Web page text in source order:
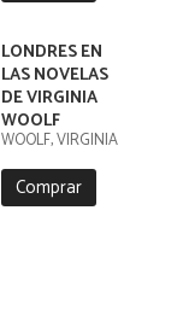
LONDRES EN
LAS NOVELAS
DE VIRGINIA
WOOLF
WOOLF, VIRGINIA
Comprar